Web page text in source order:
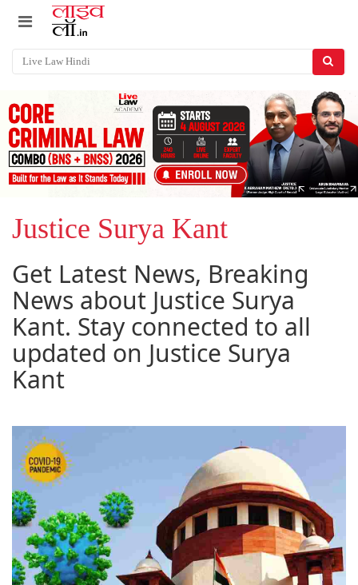
Justice Surya Kant
Get Latest News, Breaking
News about Justice Surya
Kant. Stay connected to all
updated on Justice Surya
Kant